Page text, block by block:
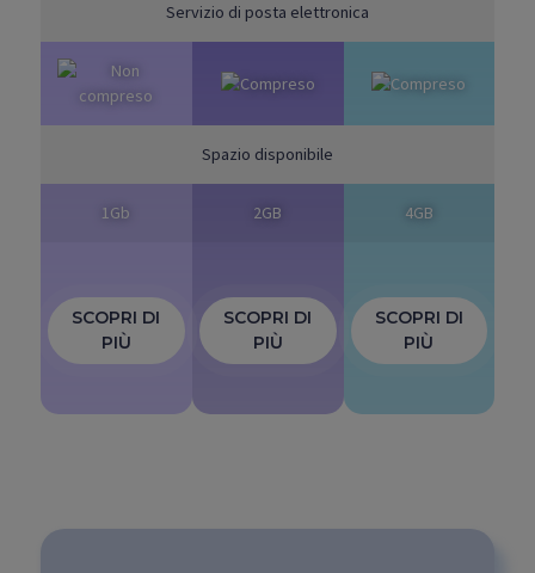
Servizio di posta elettronica
Spazio disponibile
1Gb 2GB 4GB
SCOPRI DI
PIÙ
SCOPRI DI
PIÙ
SCOPRI DI
PIÙ